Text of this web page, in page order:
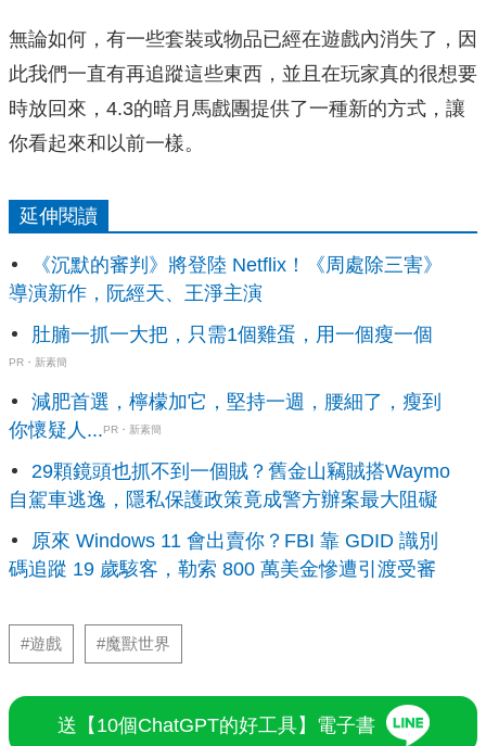
無論如何，有一些套裝或物品已經在遊戲內消失了，因
此我們一直有再追蹤這些東西，並且在玩家真的很想要
時放回來，4.3的暗月馬戲團提供了一種新的方式，讓
你看起來和以前一樣。
延伸閱讀
《沉默的審判》將登陸 Netflix！《周處除三害》
導演新作，阮經天、王淨主演
肚腩一抓一大把，只需1個雞蛋，用一個瘦一個
PR・新素簡
減肥首選，檸檬加它，堅持一週，腰細了，瘦到
你懷疑人... PR・新素簡
29顆鏡頭也抓不到一個賊？舊金山竊賊搭Waymo
自駕車逃逸，隱私保護政策竟成警方辦案最大阻礙
原來 Windows 11 會出賣你？FBI 靠 GDID 識別
碼追蹤 19 歲駭客，勒索 800 萬美金慘遭引渡受審
#遊戲 #魔獸世界
送【10個ChatGPT的好工具】電子書